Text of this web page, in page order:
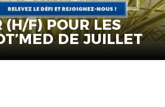
F) POUR LES
DE JUILLET